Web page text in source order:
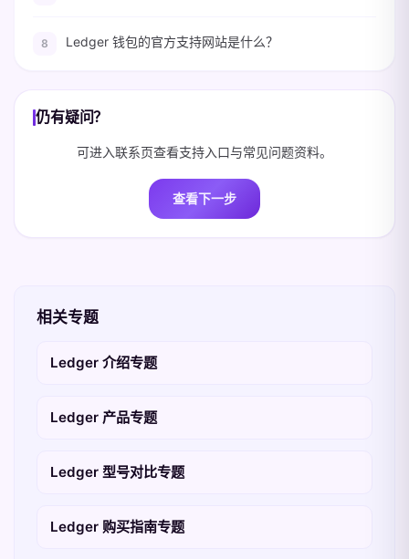
Ledger 钱包的官方支持网站是什么？
仍有疑问？
可进入联系页查看支持入口与常见问题资料。
查看下一步
相关专题
Ledger 介绍专题
Ledger 产品专题
Ledger 型号对比专题
Ledger 购买指南专题